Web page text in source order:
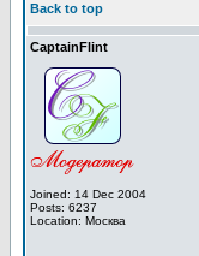
Back to top
CaptainFlint
Joined: 14 Dec 2004
Posts: 6237
Location: Москва